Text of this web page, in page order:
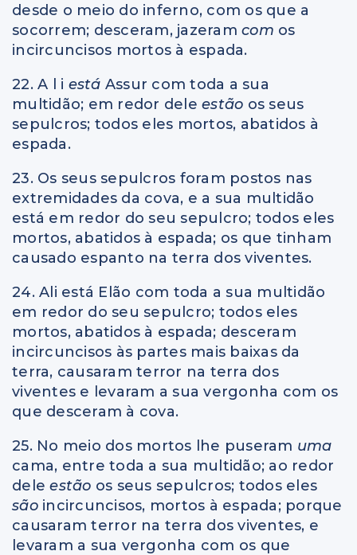
desde o meio do inferno, com os que a
socorrem; desceram, jazeram com os
incircuncisos mortos à espada.
22. A l i está Assur com toda a sua
multidão; em redor dele estão os seus
sepulcros; todos eles mortos, abatidos à
espada.
23. Os seus sepulcros foram postos nas
extremidades da cova, e a sua multidão
está em redor do seu sepulcro; todos eles
mortos, abatidos à espada; os que tinham
causado espanto na terra dos viventes.
24. Ali está Elão com toda a sua multidão
em redor do seu sepulcro; todos eles
mortos, abatidos à espada; desceram
incircuncisos às partes mais baixas da
terra, causaram terror na terra dos
viventes e levaram a sua vergonha com os
que desceram à cova.
25. No meio dos mortos lhe puseram uma
cama, entre toda a sua multidão; ao redor
deleestão os seus sepulcros; todos eles
são incircuncisos, mortos à espada; porque
causaram terror na terra dos viventes, e
levaram a sua vergonha com os que